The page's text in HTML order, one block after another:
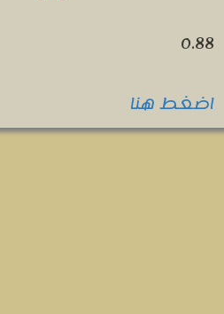
0.88
اضغط هنا